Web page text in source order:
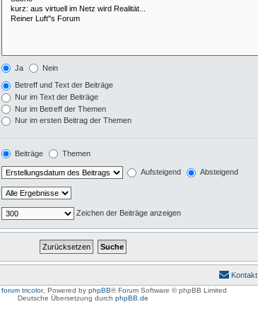
Ja Nein
Betreff und Text der Beiträge
Nur im Text der Beiträge
Nur im Betreff der Themen
Nur im ersten Beitrag der Themen
Beiträge Themen
Aufsteigend Absteigend
Zeichen der Beiträge anzeigen
Kontakt
forum tricolor, Powered by phpBB® Forum Software © phpBB Limited
Deutsche Übersetzung durch phpBB.de